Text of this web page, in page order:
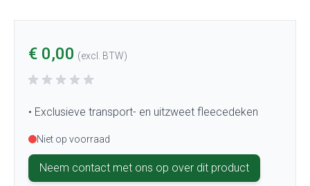
€ 0,00 (excl. BTW)
• Exclusieve transport- en uitzweet fleecedeken
Niet op voorraad
Neem contact met ons op over dit product